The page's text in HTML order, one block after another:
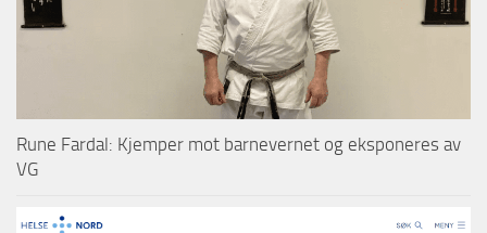
Rune Fardal: Kjemper mot barnevernet og eksponeres av
VG